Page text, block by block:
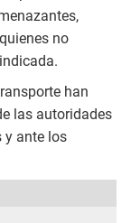
no
han
las autoridades
y ante los